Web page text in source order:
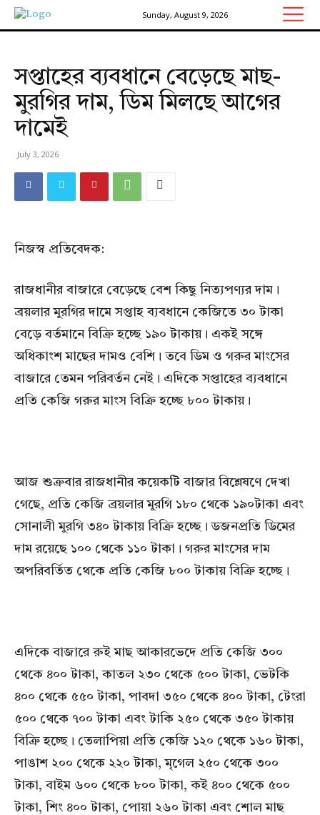
Sunday, August 9, 2026
সপ্তাহের ব্যবধানে বেড়েছে মাছ-
মুরগির দাম, ডিম মিলছে আগের
দামেই
July 3, 2026
নিজস্ব প্রতিবেদক:
রাজধানীর বাজারে বেড়েছে বেশ কিছু নিত্যপণ্যর দাম।
ব্রয়লার মুরগির দামে সপ্তাহ ব্যবধানে কেজিতে ৩০ টাকা
বেড়ে বর্তমানে বিক্রি হচ্ছে ১৯০ টাকায়। একই সঙ্গে
অধিকাংশ মাছের দামও বেশি। তবে ডিম ও গরুর মাংসের
বাজারে তেমন পরিবর্তন নেই। এদিকে সপ্তাহের ব্যবধানে
প্রতি কেজি গরুর মাংস বিক্রি হচ্ছে ৮০০ টাকায়।
আজ শুক্রবার রাজধানীর কয়েকটি বাজার বিশ্লেষণে দেখা
গেছে, প্রতি কেজি ব্রয়লার মুরগি ১৮০ থেকে ১৯০টাকা এবং
সোনালী মুরগি ৩৪০ টাকায় বিক্রি হচ্ছে। ডজনপ্রতি ডিমের
দাম রয়েছে ১০০ থেকে ১১০ টাকা। গরুর মাংসের দাম
অপরিবর্তিত থেকে প্রতি কেজি ৮০০ টাকায় বিক্রি হচ্ছে।
এদিকে বাজারে রুই মাছ আকারভেদে প্রতি কেজি ৩০০
থেকে ৪০০ টাকা, কাতল ২৩০ থেকে ৫০০ টাকা, ভেটকি
৪০০ থেকে ৫৫০ টাকা, পাবদা ৩৫০ থেকে ৪০০ টাকা, টেংরা
৫০০ থেকে ৭০০ টাকা এবং টাকি ২৫০ থেকে ৩৫০ টাকায়
বিক্রি হচ্ছে। তেলাপিয়া প্রতি কেজি ১২০ থেকে ১৬০ টাকা,
পাঙাশ ২০০ থেকে ২২০ টাকা, মৃগেল ২৫০ থেকে ৩০০
টাকা, বাইম ৬০০ থেকে ৮০০ টাকা, কই ৪০০ থেকে ৫০০
টাকা, শিং ৪০০ টাকা, পোয়া ২৬০ টাকা এবং শোল মাছ